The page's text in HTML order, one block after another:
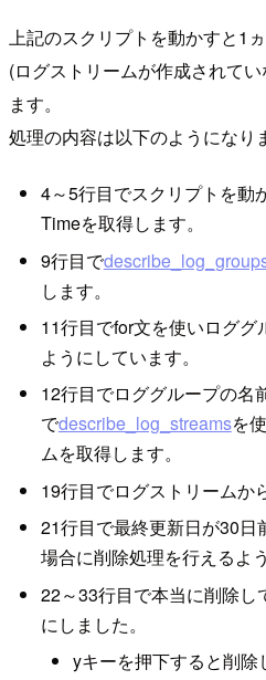
上記のスクリプトを動かすと1
(ログストリームが作成されて
ます。
処理の内容は以下のようになり
4～5行目でスクリプトを動
Timeを取得します。
9行目で
します。
11行目でfor文を使いロググ
ようにしています。
12行目でロググループの名
でdescribe_log_streamsを
ムを取得します。
19行目でログストリームか
21行目で最終更新日が30
場合に削除処理を行えるよ
22～33行目で本当に削除し
にしました。
yキーを押下すると削除